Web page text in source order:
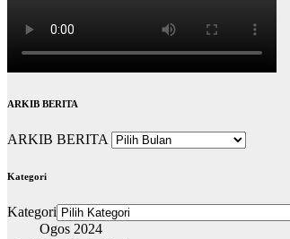
ARKIB BERITA
ARKIB BERITA
Kategori
Kategori
Ogos 2024